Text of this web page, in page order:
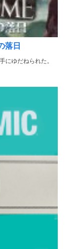
落日
にゆだねられた。